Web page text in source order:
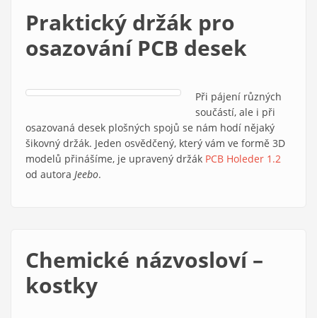
Praktický držák pro
osazování PCB desek
Při pájení různých
součástí, ale i při
osazovaná desek plošných spojů se nám hodí nějaký
šikovný držák. Jeden osvědčený, který vám ve formě 3D
modelů přinášíme, je upravený držák PCB Holeder 1.2
od autora Jeebo.
Chemické názvosloví –
kostky